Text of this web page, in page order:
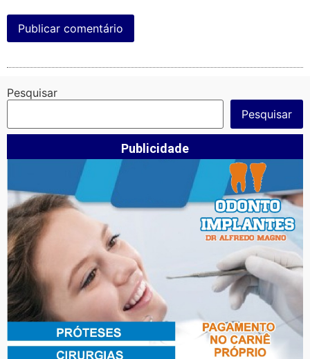
Pesquisar
Pesquisar
Publicidade